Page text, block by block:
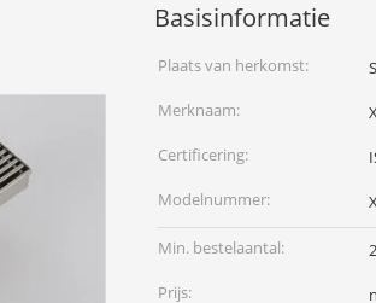
Basisinformatie
Plaats van herkomst:
Merknaam:
Certificering:
Modelnummer:
Min. bestelaantal:
Prijs: